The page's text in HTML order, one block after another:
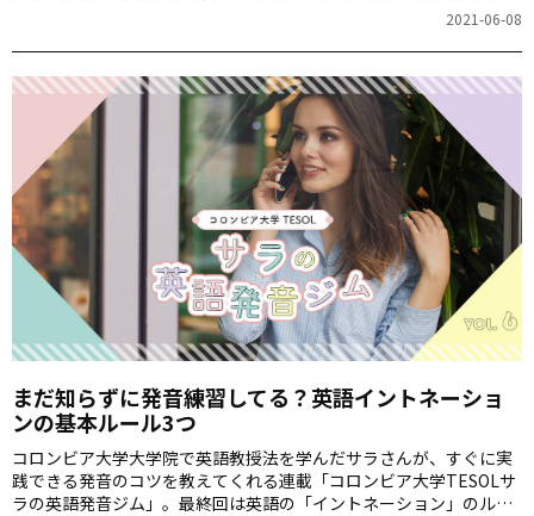
2021-06-08
まだ知らずに発音練習してる？英語イントネーショ
ンの基本ルール3つ
コロンビア大学大学院で英語教授法を学んだサラさんが、すぐに実
践できる発音のコツを教えてくれる連載「コロンビア大学TESOLサ
ラの英語発音ジム」。最終回は英語の「イントネーション」のルー